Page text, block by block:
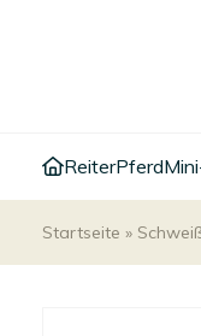
ReiterPferd
Startseite »